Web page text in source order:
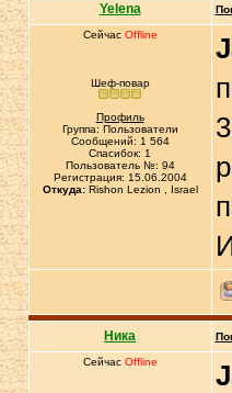
Yelena
Сейчас Offline
Шеф-повар
Профиль
Группа: Пользователи
Сообщений: 1 564
Спасибок: 1
Пользователь №: 94
Регистрация: 15.06.2004
Откуда:Rishon Lezion , Israel
Ника
Сейчас Offline